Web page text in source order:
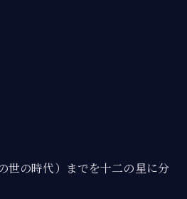
世の時代）までを十二の星に分